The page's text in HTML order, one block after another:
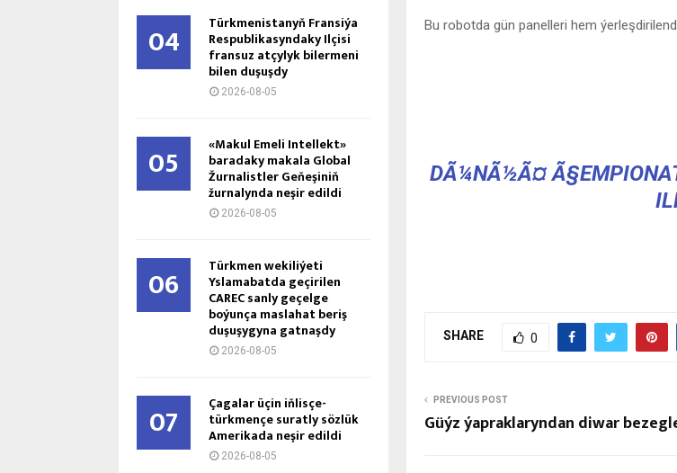
Bu robotda gün panelleri hem
DÃ¼NÃ½Ã¤
SHARE 0
PREVIOUS POST
Güýz ýapraklaryndan diwar
04 Türkmenistanyň Fransiýa
Respublikasyndaky Ilçisi
fransuz atçylyk bilermeni
bilen duşuşdy
2026-08-05
05 «Makul Emeli Intellekt»
baradaky makala Global
Žurnalistler Geňeşiniň
žurnalynda neşir edildi
2026-08-05
06 Türkmen wekiliýeti
Yslamabatda geçirilen
CAREC sanly geçelge
boýunça maslahat beriş
duşuşygyna gatnaşdy
2026-08-05
07 Çagalar üçin iňlisçe-
türkmençe suratly sözlük
Amerikada neşir edildi
2026-08-05